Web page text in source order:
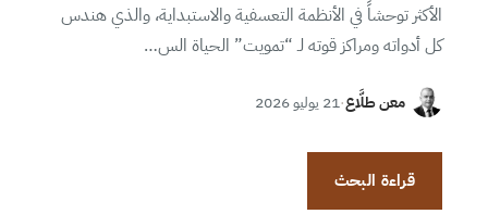
الأكثر توحشاً في الأنظمة التعسفية والاستبداية، والذي هندس
كل أدواته ومراكز قوته لـ “تمويت” الحياة الس…
معن طلَّاع·21 يوليو 2026
قراءة البحث